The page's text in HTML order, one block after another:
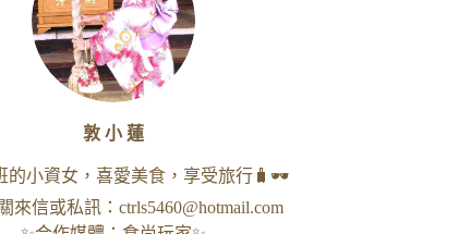
敦 小 蓮
的小資女，喜愛美食，享受旅行🧳🕶
來信或私訊： ctrls5460@hotmail.com